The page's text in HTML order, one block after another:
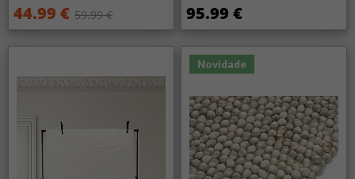
44.99 € 59.99 € 95.99 €
Novidade